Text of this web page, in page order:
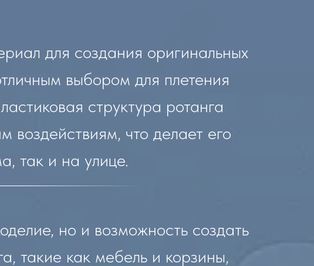
для создания оригинальных
выбором для плетения
структура ротанга
воздействиям, что делает его
так и на улице.
но и возможность создать
такие как мебель и корзины,